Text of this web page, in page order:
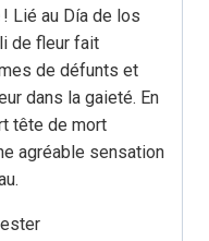
! Lié au Día de los
de fleur fait
de défunts et
dans la gaieté. En
tête de mort
agréable sensation